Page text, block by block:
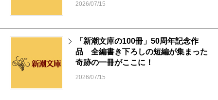
2026/07/15
「新潮文庫の100冊」50周年記念作
品 全編書き下ろしの短編が集まった
奇跡の一冊がここに！
2026/07/15